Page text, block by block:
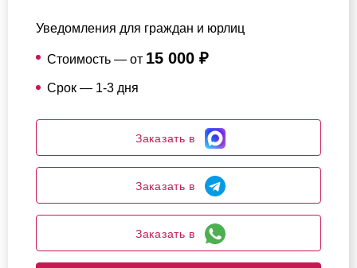
Уведомления для граждан и юрлиц
Стоимость — от 15 000 ₽
Срок — 1-3 дня
Заказать в
Заказать в
Заказать в